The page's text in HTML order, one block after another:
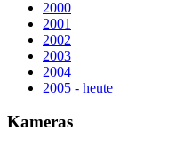
2000
2001
2002
2003
2004
2005 - heute
Kameras